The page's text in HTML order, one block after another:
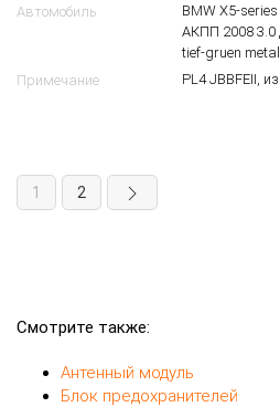
Автомобиль
BMW X5-
АКПП 2008 3.0
tief-gruen
Примечание
PL4 JBBFEII,
1 2
Смотрите также:
Антенный модуль
Блок предохранителей